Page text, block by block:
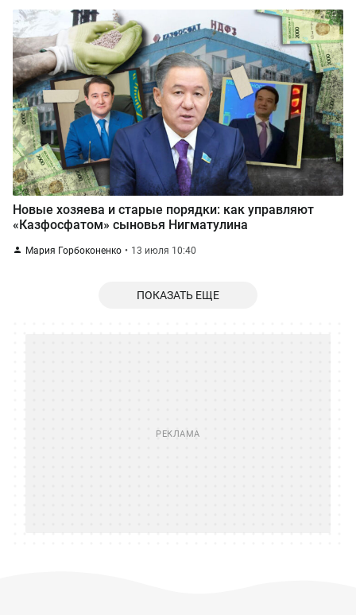
Новые хозяева и старые порядки: как управляют
«Казфосфатом» сыновья Нигматулина
Мария Горбоконенко 13 июля 10:40
ПОКАЗАТЬ ЕЩЕ